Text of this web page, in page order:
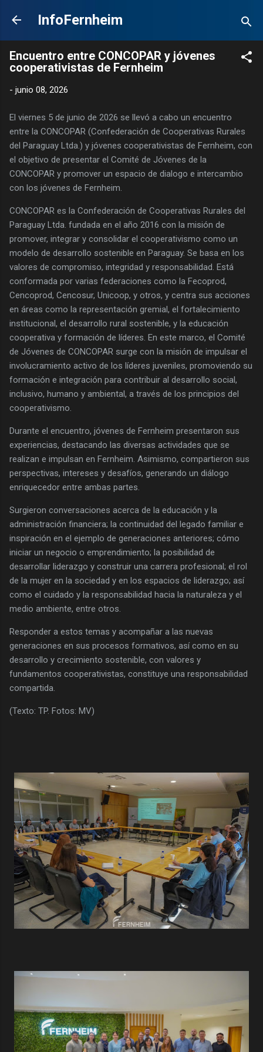
Ir al contenido principal
InfoFernheim
Encuentro entre CONCOPAR y jóvenes
cooperativistas de Fernheim
- junio 08, 2026
El viernes 5 de junio de 2026 se llevó a cabo un encuentro
entre la CONCOPAR (Confederación de Cooperativas Rurales
del Paraguay Ltda.) y jóvenes cooperativistas de Fernheim, con
el objetivo de presentar el Comité de Jóvenes de la
CONCOPAR y promover un espacio de dialogo e intercambio
con los jóvenes de Fernheim.
CONCOPAR es la Confederación de Cooperativas Rurales del
Paraguay Ltda. fundada en el año 2016 con la misión de
promover, integrar y consolidar el cooperativismo como un
modelo de desarrollo sostenible en Paraguay. Se basa en los
valores de compromiso, integridad y responsabilidad. Está
conformada por varias federaciones como la Fecoprod,
Cencoprod, Cencosur, Unicoop, y otros, y centra sus acciones
en áreas como la representación gremial, el fortalecimiento
institucional, el desarrollo rural sostenible, y la educación
cooperativa y formación de líderes. En este marco, el Comité
de Jóvenes de CONCOPAR surge con la misión de impulsar el
involucramiento activo de los líderes juveniles, promoviendo su
formación e integración para contribuir al desarrollo social,
inclusivo, humano y ambiental, a través de los principios del
cooperativismo.
Durante el encuentro, jóvenes de Fernheim presentaron sus
experiencias, destacando las diversas actividades que se
realizan e impulsan en Fernheim. Asimismo, compartieron sus
perspectivas, intereses y desafíos, generando un diálogo
enriquecedor entre ambas partes.
Surgieron conversaciones acerca de la educación y la
administración financiera; la continuidad del legado familiar e
inspiración en el ejemplo de generaciones anteriores; cómo
iniciar un negocio o emprendimiento; la posibilidad de
desarrollar liderazgo y construir una carrera profesional; el rol
de la mujer en la sociedad y en los espacios de liderazgo; así
como el cuidado y la responsabilidad hacia la naturaleza y el
medio ambiente, entre otros.
Responder a estos temas y acompañar a las nuevas
generaciones en sus procesos formativos, así como en su
desarrollo y crecimiento sostenible, con valores y
fundamentos cooperativistas, constituye una responsabilidad
compartida.
(Texto: TP. Fotos: MV)